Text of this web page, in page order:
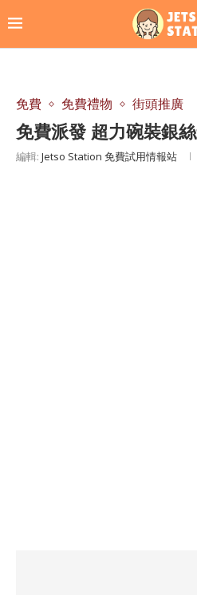
免費 免費禮物 街頭推廣
免費派發 超力碗裝銀
編輯: Jetso Station 免費試用情報站